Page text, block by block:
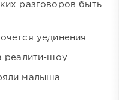
разговоров быть
уединения
реалити-шоу
малыша